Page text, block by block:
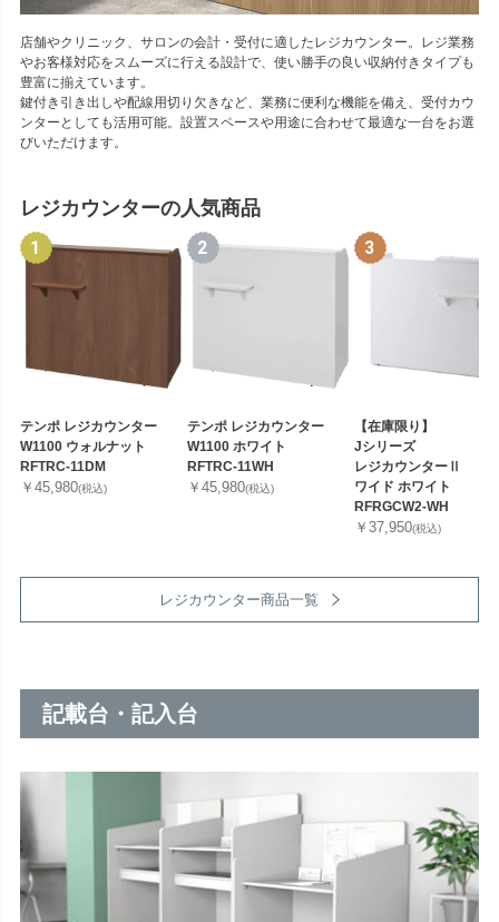
店舗やクリニック、サロンの会計・受付に適したレジカウンター。レジ業務
やお客様対応をスムーズに行える設計で、使い勝手の良い収納付きタイプも
豊富に揃えています。
鍵付き引き出しや配線用切り欠きなど、業務に便利な機能を備え、受付カウ
ンターとしても活用可能。設置スペースや用途に合わせて最適な一台をお選
びいただけます。
レジカウンターの人気商品
テンポ レジカウンター
W1100 ウォルナット
RFTRC-11DM
￥45,980(税込)
テンポ レジカウンター
W1100 ホワイト
RFTRC-11WH
￥45,980(税込)
【在庫限り】
Jシリーズ
レジカウンターⅡ
ワイド ホワイト
RFRGCW2-WH
￥37,950(税込)
レジカウンター商品一覧
記載台・記入台